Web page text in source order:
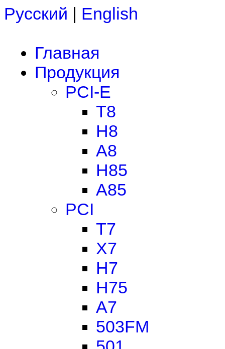
Русский | English
Главная
Продукция
PCI-E
T8
H8
A8
H85
A85
PCI
T7
X7
H7
H75
A7
503FM